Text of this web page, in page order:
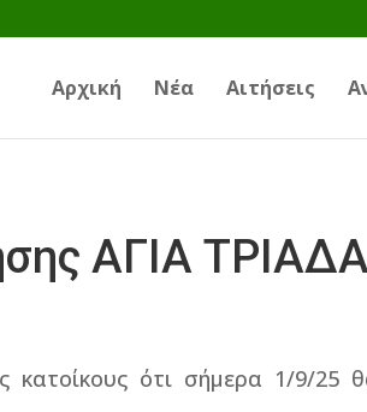
Αρχική Νέα Αιτήσεις
ΑΓΙΑ ΤΡΙΑΔΑ
κατοίκους ότι σήμερα 1/9/25